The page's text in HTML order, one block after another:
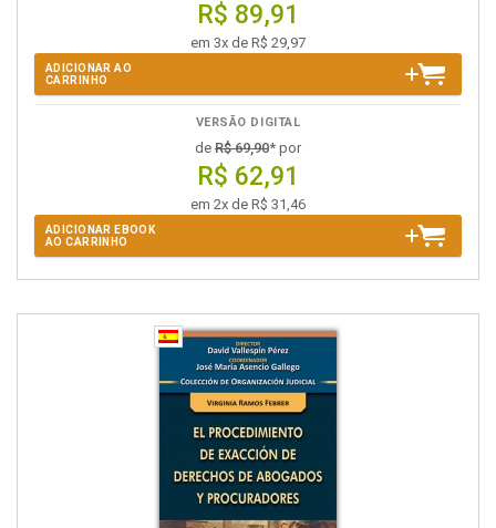
R$ 89,91
em 3x de R$ 29,97
ADICIONAR AO
CARRINHO
VERSÃO DIGITAL
de R$ 69,90* por
R$ 62,91
em 2x de R$ 31,46
ADICIONAR EBOOK
AO CARRINHO